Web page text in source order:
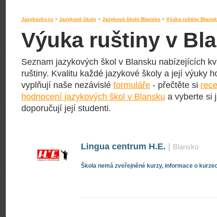
Jazykovky.cz > Jazykové školy > Jazykové školy Blansko > Výuka ruštiny
Výuka ruštiny v
Seznam jazykových škol v Blansku nabízejících
ruštiny. Kvalitu každé jazykové školy a její výuky
vyplňují naše nezávislé formuláře - přečtěte si
hodnocení jazykových škol v Blansku a vyberte si
doporučují její studenti.
Lingua centrum H.E. Blansko
Škola nemá zveřejněné kurzy, informace o